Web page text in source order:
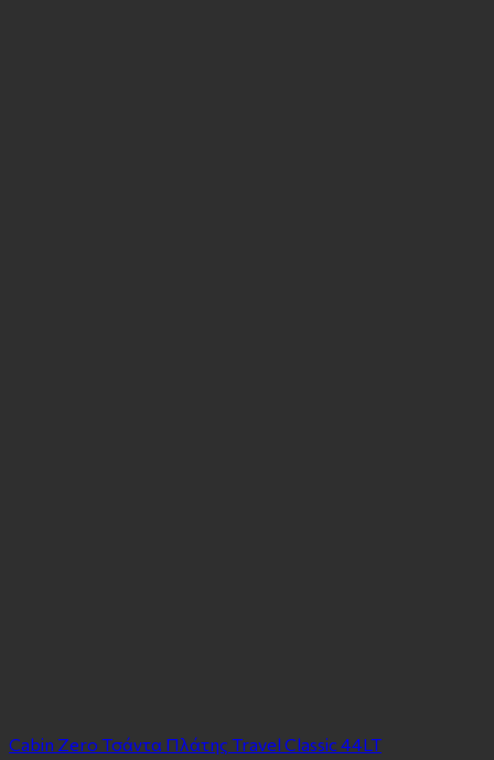
Cabin Zero Τσάντα Πλάτης Travel Classic 44LT